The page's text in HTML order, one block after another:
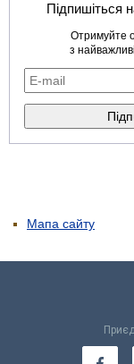
Підпишіться
Отримуйте
з
Мапа сайту